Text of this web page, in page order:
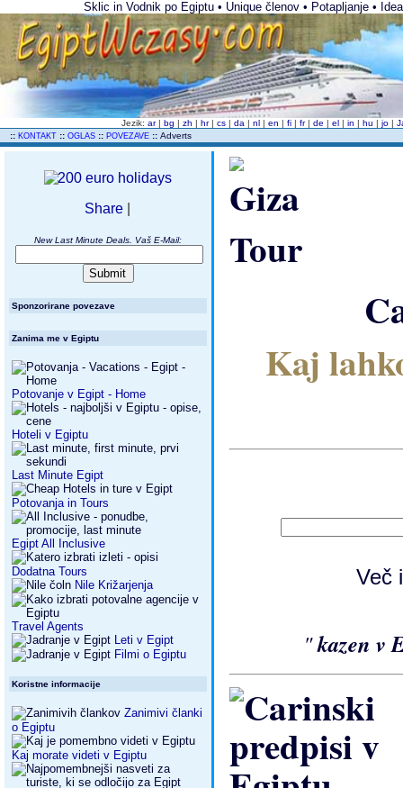
Sklic in Vodnik po Egiptu • Unique členov • Potapljanje •
Jezik:ar |bg |zh |hr |cs |da |nl |en |fi |fr |de |el |in |hu |jo |
:: KONTAKT :: OGLAS :: POVEZAVE :: Adverts
Share
New Last Minute Deals. Vaš E-Mail:
Sponzorirane povezave
Zanima me v Egiptu
Potovanje v Egipt - Home
Hoteli v Egiptu
Last Minute Egipt
Potovanja in Tours
Egipt All Inclusive
Dodatna Tours
Nile Križarjenja
Travel Agents
Leti v Egipt
Filmi o Egiptu
Koristne informacije
Zanimivi članki
o Egiptu
Kaj morate videti v Egiptu
Kaj
Več
"kazen v